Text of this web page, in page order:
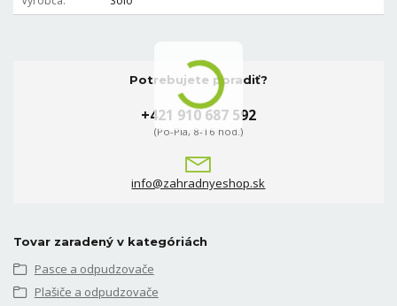
Potrebujete poradiť?
+421 910 687 592
(Po-Pia, 8-16 hod.)
info@zahradnyeshop.sk
Tovar zaradený v kategóriách
Pasce a odpudzovače
Plašiče a odpudzovače